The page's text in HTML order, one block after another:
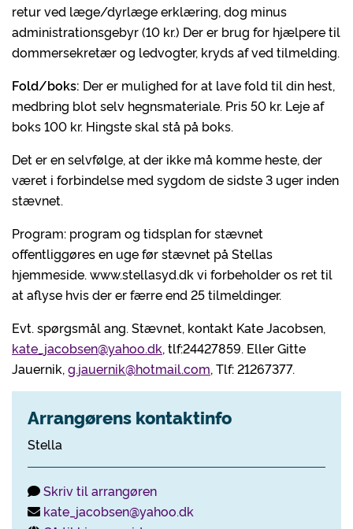
retur ved læge/dyrlæge erklæring, dog minus
administrationsgebyr (10 kr.) Der er brug for hjælpere til
dommersekretær og ledvogter, kryds af ved tilmelding.
Fold/boks: Der er mulighed for at lave fold til din hest,
medbring blot selv hegnsmateriale. Pris 50 kr. Leje af
boks 100 kr. Hingste skal stå på boks.
Det er en selvfølge, at der ikke må komme heste, der
været i forbindelse med sygdom de sidste 3 uger inden
stævnet.
Program: program og tidsplan for stævnet
offentliggøres en uge før stævnet på Stellas
hjemmeside. www.stellasyd.dk vi forbeholder os ret til
at aflyse hvis der er færre end 25 tilmeldinger.
Evt. spørgsmål ang. Stævnet, kontakt Kate Jacobsen,
kate_jacobsen@yahoo.dk, tlf:24427859. Eller Gitte
Jauernik,g.jauernik@hotmail.com, Tlf: 21267377.
Arrangørens kontaktinfo
Stella
Skriv til arrangøren
kate_jacobsen@yahoo.dk